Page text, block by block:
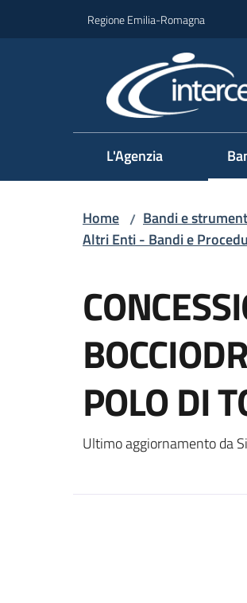
Regione Emilia-Romagna
L'Agenzia
Home / Bandi e
Altri Enti - Bandi e
POLO DI
Ultimo aggiornamento da